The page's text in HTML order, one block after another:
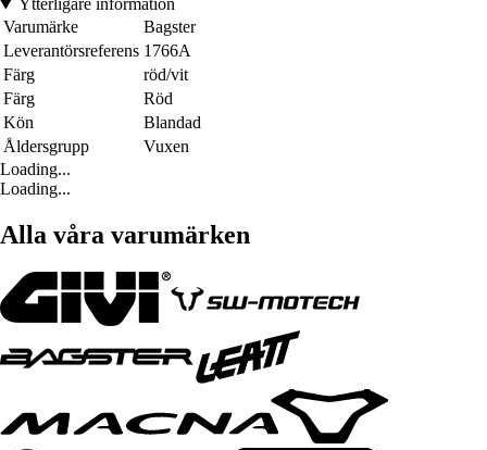
Ytterligare information
Varumärke
Bagster
Leverantörsreferens 1766A
Färg
röd/vit
Färg
Röd
Kön
Blandad
Åldersgrupp
Vuxen
Loading...
Loading...
Alla våra varumärken